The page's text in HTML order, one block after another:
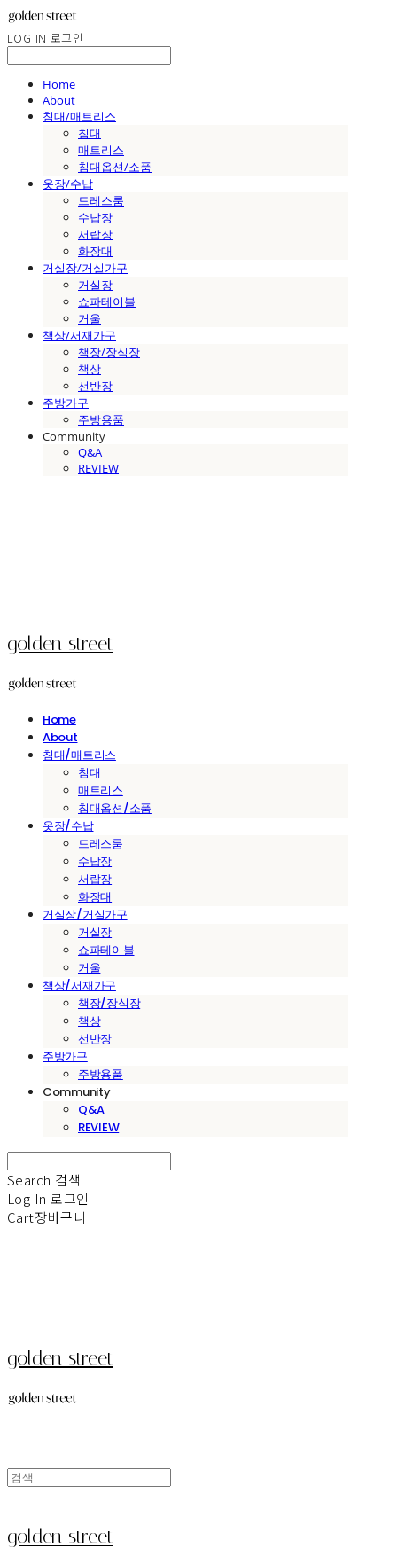
LOG IN 로그인
Home
About
침대/매트리스
침대
매트리스
침대옵션/소품
옷장/수납
드레스룸
수납장
서랍장
화장대
거실장/거실가구
거실장
쇼파테이블
거울
책상/서재가구
책장/장식장
책상
선반장
주방가구
주방용품
Community
Q&A
REVIEW
golden street
Home
About
침대/매트리스
침대
매트리스
침대옵션/소품
옷장/수납
드레스룸
수납장
서랍장
화장대
거실장/거실가구
거실장
쇼파테이블
거울
책상/서재가구
책장/장식장
책상
선반장
주방가구
주방용품
Community
Q&A
REVIEW
Search 검색
Log In 로그인
Cart장바구니
golden street
golden street